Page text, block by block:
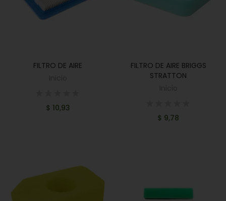
AÑADIR AL CARRITO
FILTRO DE AIRE
$ 10,93
AÑADIR AL CARRITO
FILTRO DE AIRE BRIGGS
STRATTON
$ 9,78